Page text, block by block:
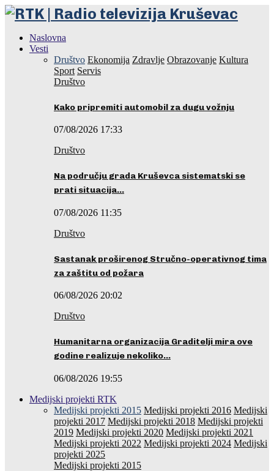
Naslovna
Vesti
Društvo Ekonomija Zdravlje Obrazovanje Kultura
Sport Servis
Društvo
Kako pripremiti automobil za dugu vožnju
07/08/2026 17:33
Društvo
Na području grada Kruševca sistematski se
prati situacija…
07/08/2026 11:35
Društvo
Sastanak proširenog Stručno-operativnog tima
za zaštitu od požara
06/08/2026 20:02
Društvo
Humanitarna organizacija Graditelji mira ove
godine realizuje nekoliko…
06/08/2026 19:55
Medijski projekti RTK
Medijski projekti 2015 Medijski projekti 2016 Medijski
projekti 2017 Medijski projekti 2018 Medijski projekti
2019 Medijski projekti 2020 Medijski projekti 2021
Medijski projekti 2022 Medijski projekti 2024 Medijski
projekti 2025
Medijski projekti 2015